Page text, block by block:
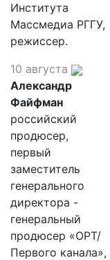
Института
Массмедиа РГГУ,
режиссер.
10 августа
Александр
Файфман
российский
продюсер,
первый
заместитель
генерального
директора -
генеральный
продюсер «ОРТ/
Первого канала»,